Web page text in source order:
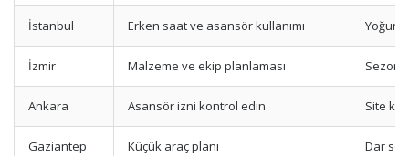
İstanbul Erken saat ve asansör kullanımı Yoğun
İzmir Malzeme ve ekip planlaması
Ankara Asansör izni kontrol edin Site
Gaziantep Küçük araç planı Dar